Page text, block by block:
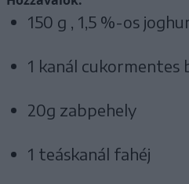
150 g , 1,5 %-os
1 kanál cukormentes
20g zabpehely
1 teáskanál fahéj